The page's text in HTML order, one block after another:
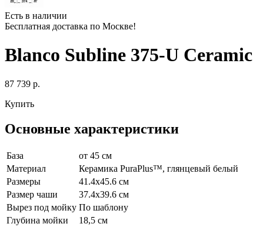
Есть в наличии
Бесплатная доставка по Москве!
Blanco Subline 375-U Ceramic
87 739 р.
Купить
Основные характеристики
База
от 45 см
Материал
Керамика PuraPlus™, глянцевый белый
Размеры
41.4x45.6 см
Размер чаши
37.4x39.6 см
Вырез под мойку По шаблону
Глубина мойки
18,5 см